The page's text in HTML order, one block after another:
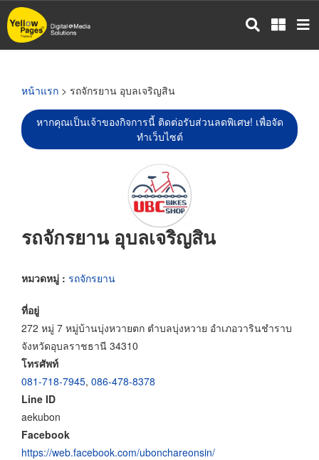
ข้าม
ไป
หน้าแรก > รถจักรยาน อุบลเจริญสิน
หากคุณเป็นเจ้าของกิจการนี้ ติดต่อรับส่วนลดพิเศษ! เพื่อจัด
ทำเว็บไซต์
รถจักรยาน อุบลเจริญสิน
หมวดหมู่ : รถจักรยาน
ที่อยู่
272 หมู่ 7 หมู่บ้านบุ่งหวายตก ตำบลบุ่งหวาย อำเภอวารินชำราบ
จังหวัดอุบลราชธานี 34310
โทรศัพท์
081-718-7945, 086-478-8378
Line ID
aekubon
Facebook
https://web.facebook.com/ubonchareonsin/